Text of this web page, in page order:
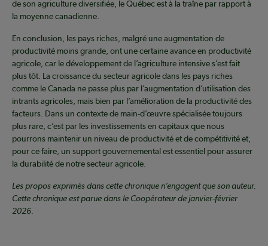
de son agriculture diversifiée, le Québec est à la traîne par rapport à
la moyenne canadienne.
En conclusion, les pays riches, malgré une augmentation de
productivité moins grande, ont une certaine avance en productivité
agricole, car le développement de l’agriculture intensive s’est fait
plus tôt. La croissance du secteur agricole dans les pays riches
comme le Canada ne passe plus par l’augmentation d’utilisation des
intrants agricoles, mais bien par l’amélioration de la productivité des
facteurs. Dans un contexte de main-d’œuvre spécialisée toujours
plus rare, c’est par les investissements en capitaux que nous
pourrons maintenir un niveau de productivité et de compétitivité et,
pour ce faire, un support gouvernemental est essentiel pour assurer
la durabilité de notre secteur agricole.
Les propos exprimés dans cette chronique n’engagent que son auteur.
Cette chronique est parue dans le Coopérateur de janvier-février
2026.